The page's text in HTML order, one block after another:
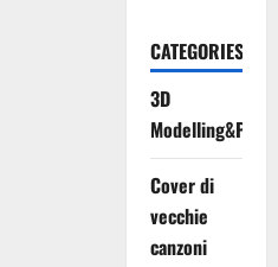
CATEGORIES
3D
Cover di
vecchie
canzoni